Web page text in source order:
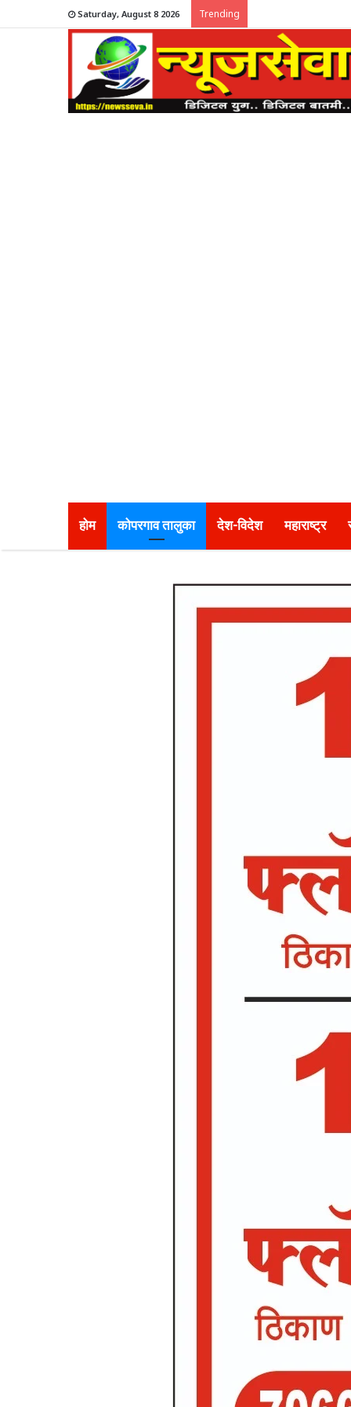
Saturday, August 8 2026 Trending
होम कोपरगाव तालुका देश-विदेश महाराष्ट्र